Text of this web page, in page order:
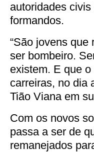
autoridades
formandos.
“São jovens
ser bombeiro.
existem. E que
carreiras, no dia
Tião Viana em
Com os novos
passa a ser de
remanejados